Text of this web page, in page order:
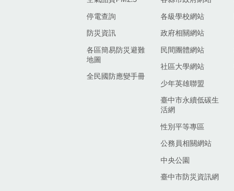
停電查詢
防災資訊
各區簡易防災避難
地圖
全民國防應變手冊
各級學校網站
政府相關網站
民間團體網站
社區大學網站
少年英雄聯盟
臺中市永續低碳生
活網
性別平等專區
公務員相關網站
中央公園
臺中市防災資訊網